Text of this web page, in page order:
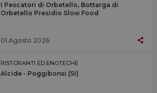
I Pescatori di Orbetello, Bottarga di
Orbetello Presidio Slow Food
01 Agosto 2026
RISTORANTI ED ENOTECHE
Alcide - Poggibonsi (SI)